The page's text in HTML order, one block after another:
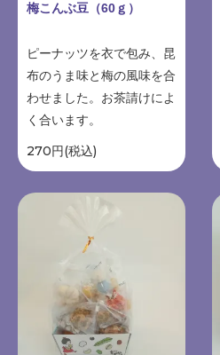
梅こんぶ豆（60ｇ）
ピーナッツを衣で包み、昆
布のうま味と梅の風味を合
わせました。お茶請けによ
く合います。
270円(税込)